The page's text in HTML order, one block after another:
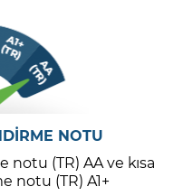
NOTU
(TR) AA ve kısa
notu (TR) A1+